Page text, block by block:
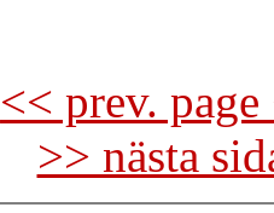
<< prev.
>> nästa